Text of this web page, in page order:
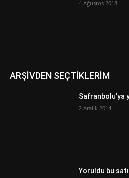
4 Ağustos 2018
ARŞİVDEN SEÇTİKLERİM
Safranbolu'ya
2 Aralık 2014
Yoruldu bu